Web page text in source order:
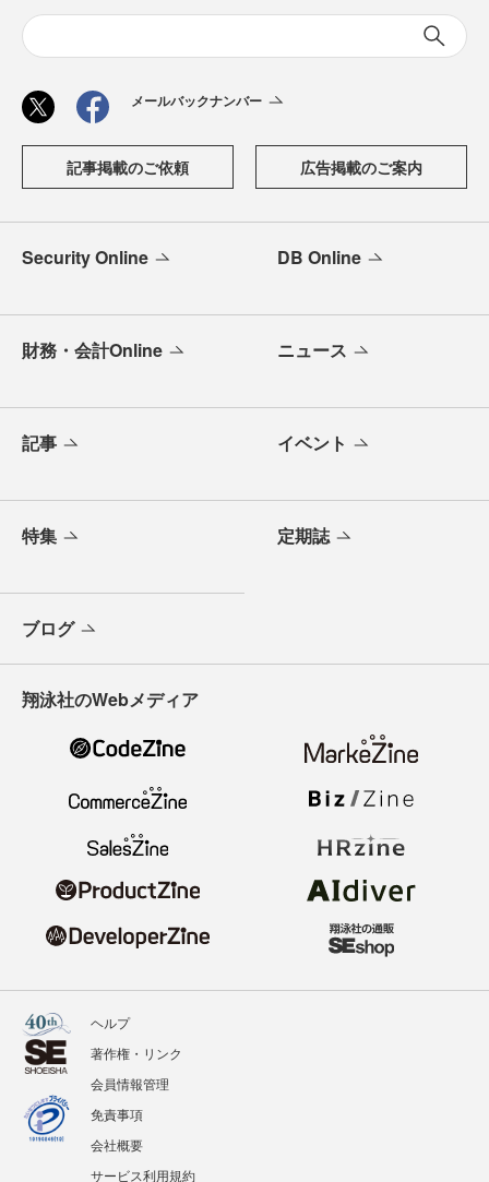
メールバックナンバー
記事掲載のご依頼 広告掲載のご案内
Security Online DB Online
財務・会計Online ニュース
記事 イベント
特集 定期誌
ブログ
翔泳社のWebメディア
ヘルプ
著作権・リンク
会員情報管理
免責事項
会社概要
サービス利用規約